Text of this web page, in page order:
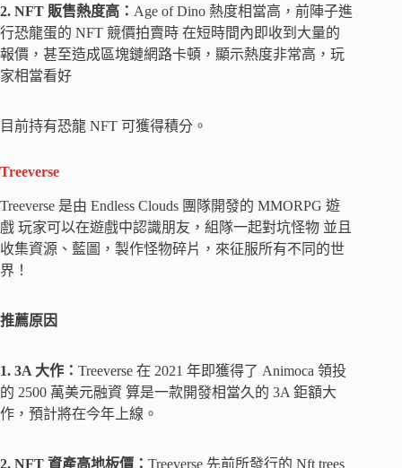
2. NFT 販售熱度高： Age of Dino 熱度相當高，前陣子進
行恐龍蛋的 NFT 競價拍賣時 在短時間內即收到大量的
報價，甚至造成區塊鏈網路卡頓，顯示熱度非常高，玩
家相當看好
目前持有恐龍 NFT 可獲得積分。
Treeverse
Treeverse 是由 Endless Clouds 團隊開發的 MMORPG 遊
戲 玩家可以在遊戲中認識朋友，組隊一起對坑怪物 並且
收集資源、藍圖，製作怪物碎片，來征服所有不同的世
界！
推薦原因
1. 3A 大作： Treeverse 在 2021 年即獲得了 Animoca 領投
的 2500 萬美元融資 算是一款開發相當久的 3A 鉅額大
作，預計將在今年上線。
2. NFT 資產高地板價： Treeverse 先前所發行的 Nft trees